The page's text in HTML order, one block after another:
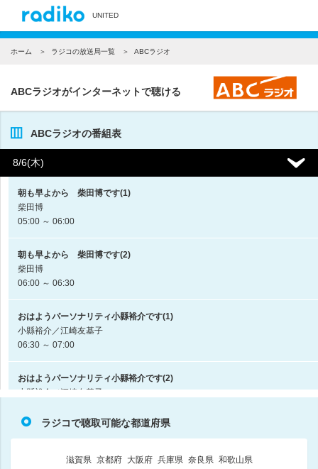
UNITED
ホーム ラジコの放送局一覧 ABCラジオ
ABCラジオがインターネットで聴ける
ABCラジオの番組表
8/6(木)
朝も早よから 柴田博です(1)
柴田博
05:00 ～ 06:00
朝も早よから 柴田博です(2)
柴田博
06:00 ～ 06:30
おはようパーソナリティ小縣裕介です(1)
小縣裕介／江崎友基子
06:30 ～ 07:00
おはようパーソナリティ小縣裕介です(2)
小縣裕介／江崎友基子
おはようパーソナリティ小縣裕介です(3)
小縣裕介／江崎友基子
ラジコで聴取可能な都道府県
滋賀県 京都府 大阪府 兵庫県 奈良県 和歌山県